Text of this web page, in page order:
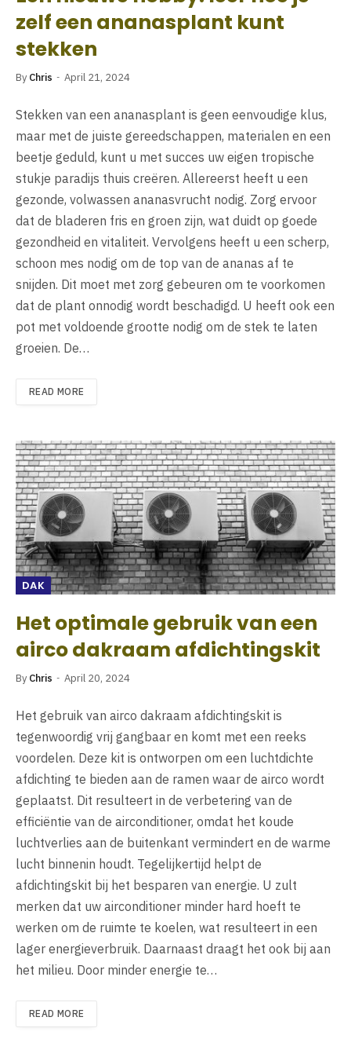
zelf een ananasplant kunt
stekken
By Chris April 21, 2024
Stekken van een ananasplant is geen eenvoudige klus,
maar met de juiste gereedschappen, materialen en een
beetje geduld, kunt u met succes uw eigen tropische
stukje paradijs thuis creëren. Allereerst heeft u een
gezonde, volwassen ananasvrucht nodig. Zorg ervoor
dat de bladeren fris en groen zijn, wat duidt op goede
gezondheid en vitaliteit. Vervolgens heeft u een scherp,
schoon mes nodig om de top van de ananas af te
snijden. Dit moet met zorg gebeuren om te voorkomen
dat de plant onnodig wordt beschadigd. U heeft ook een
pot met voldoende grootte nodig om de stek te laten
groeien. De…
READ MORE
DAK
Het optimale gebruik van een
airco dakraam afdichtingskit
By Chris April 20, 2024
Het gebruik van airco dakraam afdichtingskit is
tegenwoordig vrij gangbaar en komt met een reeks
voordelen. Deze kit is ontworpen om een luchtdichte
afdichting te bieden aan de ramen waar de airco wordt
geplaatst. Dit resulteert in de verbetering van de
efficiëntie van de airconditioner, omdat het koude
luchtverlies aan de buitenkant vermindert en de warme
lucht binnenin houdt. Tegelijkertijd helpt de
afdichtingskit bij het besparen van energie. U zult
merken dat uw airconditioner minder hard hoeft te
werken om de ruimte te koelen, wat resulteert in een
lager energieverbruik. Daarnaast draagt het ook bij aan
het milieu. Door minder energie te…
READ MORE